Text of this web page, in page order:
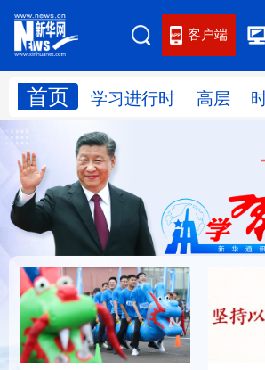
客户端
首页 学习进行时 高层
网站地图
学习进行时
国际 财经 网评
思客智库 全球连
科技 科创
文化 书画